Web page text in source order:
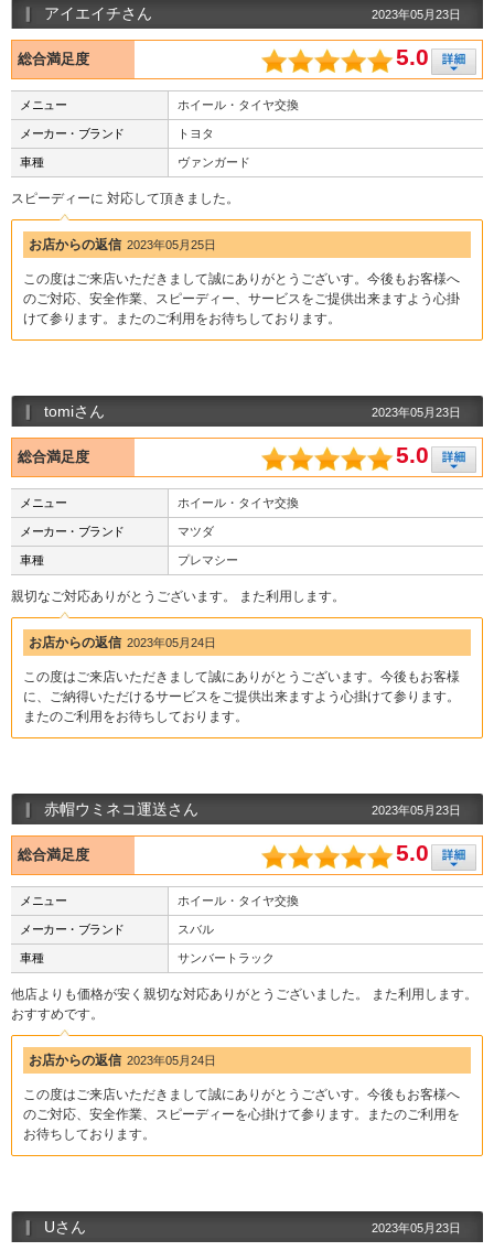
アイエイチさん 2023年05月23日
総合満足度 5.0
メニュー ホイール・タイヤ交換
メーカー・ブランド トヨタ
車種 ヴァンガード
スピーディーに 対応して頂きました。
お店からの返信 2023年05月25日
この度はご来店いただきまして誠にありがとうございす。今後もお客様へ
のご対応、安全作業、スピーディー、サービスをご提供出来ますよう心掛
けて参ります。またのご利用をお待ちしております。
tomiさん 2023年05月23日
総合満足度 5.0
メニュー ホイール・タイヤ交換
メーカー・ブランド マツダ
車種 プレマシー
親切なご対応ありがとうございます。 また利用します。
お店からの返信 2023年05月24日
この度はご来店いただきまして誠にありがとうございます。今後もお客様
に、ご納得いただけるサービスをご提供出来ますよう心掛けて参ります。
またのご利用をお待ちしております。
赤帽ウミネコ運送さん 2023年05月23日
総合満足度 5.0
メニュー ホイール・タイヤ交換
メーカー・ブランド スバル
車種 サンバートラック
他店よりも価格が安く親切な対応ありがとうございました。 また利用します。
おすすめです。
お店からの返信 2023年05月24日
この度はご来店いただきまして誠にありがとうございす。今後もお客様へ
のご対応、安全作業、スピーディーを心掛けて参ります。またのご利用を
お待ちしております。
Uさん 2023年05月23日